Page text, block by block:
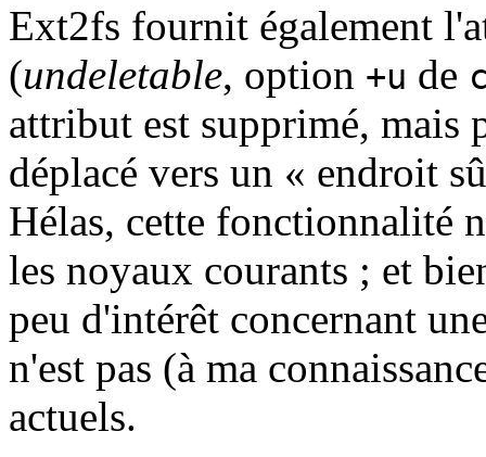
Ext2fs fournit également
(undeletable, option +u de
attribut est supprimé, mais
déplacé vers un « endroit
Hélas, cette fonctionnalité
les noyaux courants ; et
peu d'intérêt concernant
n'est pas (à ma
actuels.